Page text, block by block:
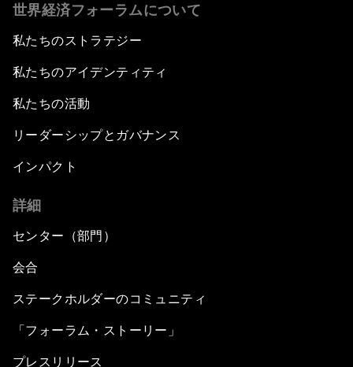
世界経済フォーラムについて
私たちのストラテジー
私たちのアイデンティティ
私たちの活動
リーダーシップとガバナンス
インパクト
詳細
センター（部門）
会合
ステークホルダーのコミュニティ
「フォーラム・ストーリー」
プレスリリース